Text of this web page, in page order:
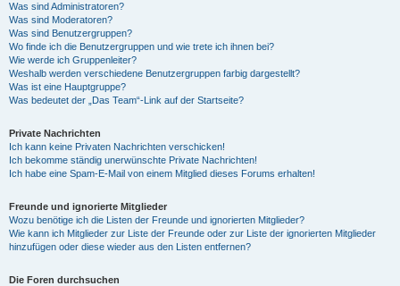
Was sind Administratoren?
Was sind Moderatoren?
Was sind Benutzergruppen?
Wo finde ich die Benutzergruppen und wie trete ich ihnen bei?
Wie werde ich Gruppenleiter?
Weshalb werden verschiedene Benutzergruppen farbig dargestellt?
Was ist eine Hauptgruppe?
Was bedeutet der „Das Team“-Link auf der Startseite?
Private Nachrichten
Ich kann keine Privaten Nachrichten verschicken!
Ich bekomme ständig unerwünschte Private Nachrichten!
Ich habe eine Spam-E-Mail von einem Mitglied dieses Forums erhalten!
Freunde und ignorierte Mitglieder
Wozu benötige ich die Listen der Freunde und ignorierten Mitglieder?
Wie kann ich Mitglieder zur Liste der Freunde oder zur Liste der ignorierten Mitglieder
hinzufügen oder diese wieder aus den Listen entfernen?
Die Foren durchsuchen